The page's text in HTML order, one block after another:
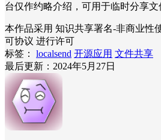
台仅作约略介绍，可用于临时分享文
本作品采用 知识共享署名-非商业性
可协议 进行许可
标签：
localsend 开源应用 文件共享
最后更新：2024年5月27日